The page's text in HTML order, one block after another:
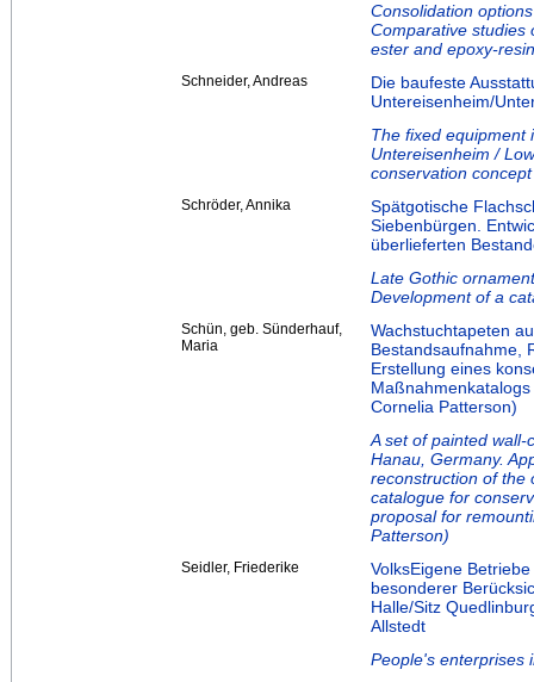
Consolidation
Comparative studies
ester and epoxy-resin
Schneider, Andreas
Die baufeste
Untereisenheim/
The fixed equipment
Untereisenheim /
conservation concept
Schröder, Annika
Spätgotische
Siebenbürgen.
überlieferten
Late Gothic
Development of a
Schün, geb. Sünderhauf,
Maria
Wachstuchtapeten
Bestandsaufnahme,
Erstellung eines
Cornelia Patterson)
A set of painted
Hanau, Germany.
reconstruction of the
catalogue for
proposal for
Patterson)
Seidler, Friederike
VolksEigene
besonderer
Halle/Sitz
Allstedt
People's enterprises